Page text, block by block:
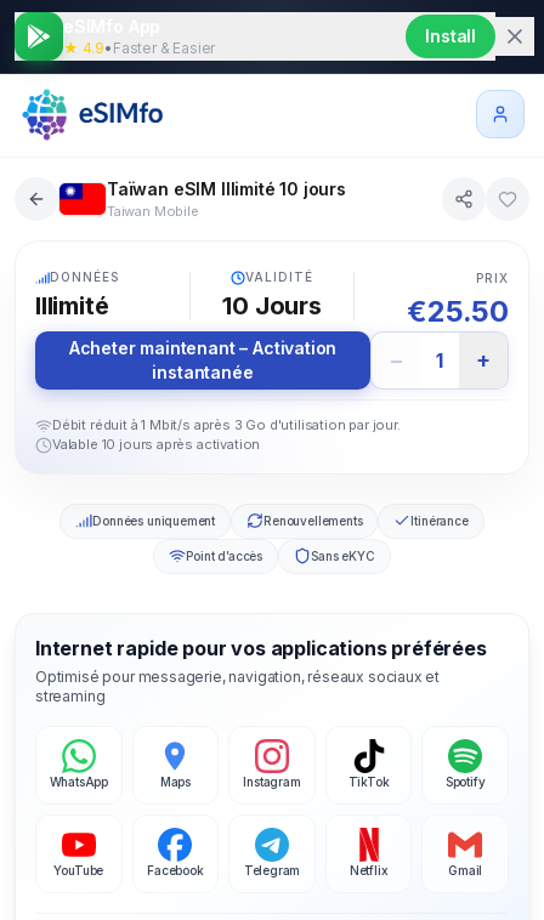
★ 4.9• Faster & Easier
Install
Taïwan eSIM Illimité 10 jours
Taiwan Mobile
DONNÉES
Illimité
VALIDITÉ
10 Jours
PRIX
€25.50
Acheter maintenant – Activation
instantanée
− 1 +
Débit réduit à 1 Mbit/s après 3 Go d'utilisation par jour.
Valable 10 jours après activation
Données uniquement Renouvellements Itinérance
Point d’accès Sans eKYC
Internet rapide pour vos applications préférées
Optimisé pour messagerie, navigation, réseaux sociaux et
streaming
WhatsApp Maps Instagram TikTok Spotify
YouTube Facebook Telegram Netflix Gmail